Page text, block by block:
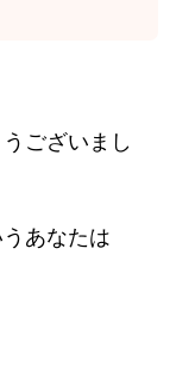
ございまし
あなたは